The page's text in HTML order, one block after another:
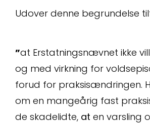
Udover denne begrundelse
”at Erstatningsnævnet ikke
og med virkning for
forud for praksisændringen.
om en mangeårig fast
de skadelidte, at en varsling